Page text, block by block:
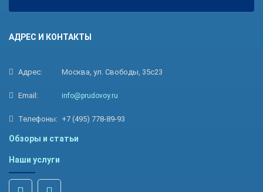
АДРЕС И КОНТАКТЫ
Адрес: Москва, ул. Свободы, 35с23
Email: info@prudovoy.ru
Телефоны: +7 (495) 778-89-93
Обзоры и статьи
Наши услуги